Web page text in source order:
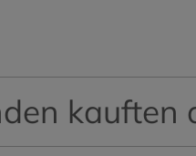
kauften